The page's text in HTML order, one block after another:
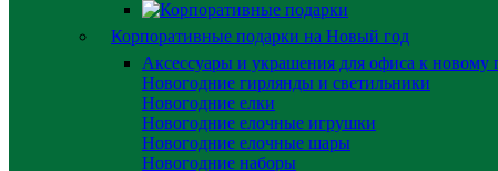
Корпоративные подарки на Новый год
Аксессуары и украшения для офиса к новому
Новогодние гирлянды и светильники
Новогодние елки
Новогодние елочные игрушки
Новогодние елочные шары
Новогодние наборы